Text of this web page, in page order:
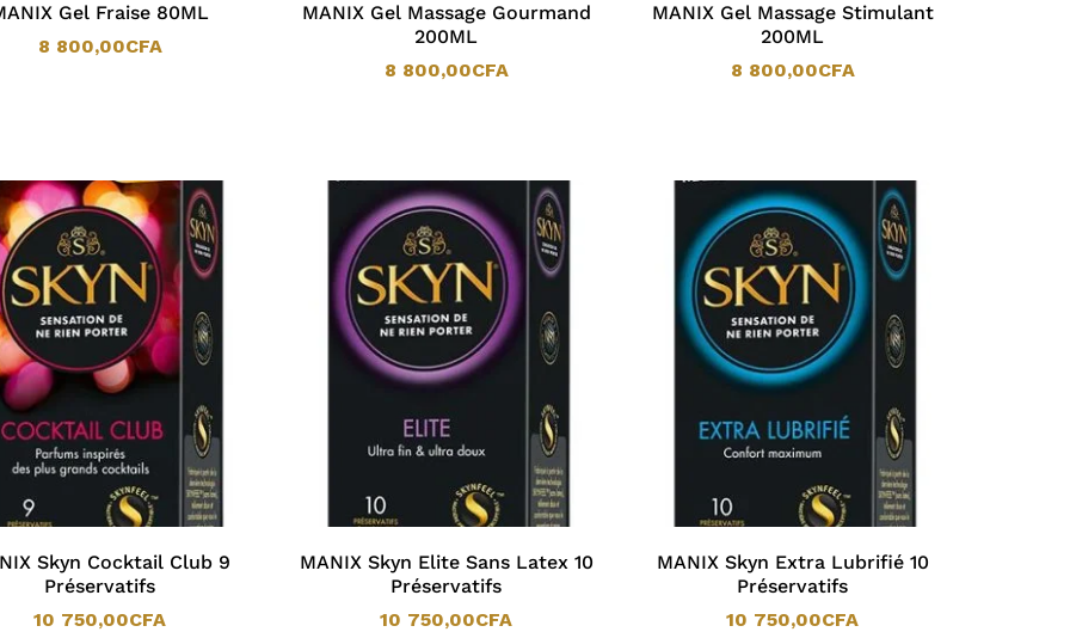
Gel Fraise 80ML
8 800,00CFA
MANIX Gel Massage Gourmand
200ML
8 800,00CFA
MANIX Gel Massage Stimulant
200ML
8 800,00CFA
Skyn Cocktail Club 9
Préservatifs
10 750,00CFA
MANIX Skyn Elite Sans Latex 10
Préservatifs
10 750,00CFA
MANIX Skyn Extra Lubrifié 10
Préservatifs
10 750,00CFA